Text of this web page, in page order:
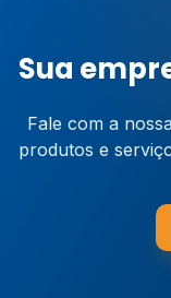
Sua
Fale com a
produtos e